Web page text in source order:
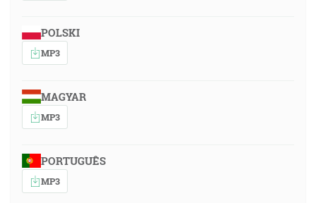
POLSKI
MP3
MAGYAR
MP3
PORTUGUÊS
MP3